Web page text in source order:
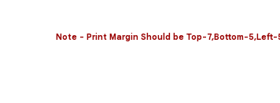
Note - Print Margin Should be Top-7,Bottom-